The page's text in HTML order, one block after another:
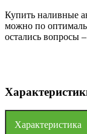
Купить наливные
можно по
остались вопросы
Характеристика